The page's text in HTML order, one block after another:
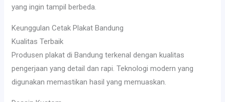
yang ingin tampil berbeda.
Keunggulan Cetak Plakat Bandung
Kualitas Terbaik
Produsen plakat di Bandung terkenal dengan kualitas
pengerjaan yang detail dan rapi. Teknologi modern yang
digunakan memastikan hasil yang memuaskan.